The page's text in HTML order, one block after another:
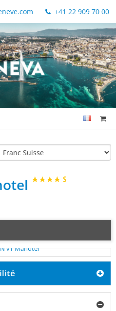
+41 22 909 70 00